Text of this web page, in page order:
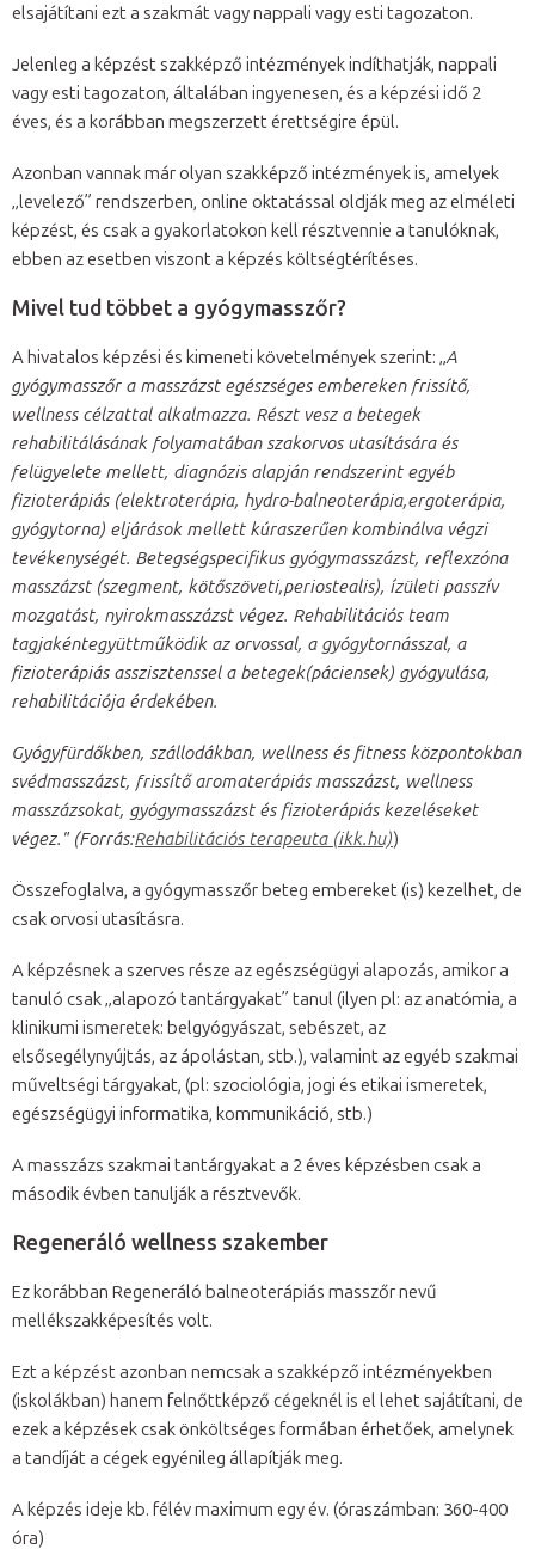
elsajátítani ezt a szakmát vagy nappali vagy esti tagozaton.
Jelenleg a képzést szakképző intézmények indíthatják, nappali
vagy esti tagozaton, általában ingyenesen, és a képzési idő 2
éves, és a korábban megszerzett érettségire épül.
Azonban vannak már olyan szakképző intézmények is, amelyek
„levelező” rendszerben, online oktatással oldják meg az elméleti
képzést, és csak a gyakorlatokon kell résztvennie a tanulóknak,
ebben az esetben viszont a képzés költségtérítéses.
Mivel tud többet a gyógymasszőr?
A hivatalos képzési és kimeneti követelmények szerint: „A
gyógymasszőr a masszázst egészséges embereken frissítő,
wellness célzattal alkalmazza. Részt vesz a betegek
rehabilitálásának folyamatában szakorvos utasítására és
felügyelete mellett, diagnózis alapján rendszerint egyéb
fizioterápiás (elektroterápia, hydro-balneoterápia,ergoterápia,
gyógytorna) eljárások mellett kúraszerűen kombinálva végzi
tevékenységét. Betegségspecifikus gyógymasszázst, reflexzóna
masszázst (szegment, kötőszöveti,periostealis), ízületi passzív
mozgatást, nyirokmasszázst végez. Rehabilitációs team
tagjakéntegyüttműködik az orvossal, a gyógytornásszal, a
fizioterápiás asszisztenssel a betegek(páciensek) gyógyulása,
rehabilitációja érdekében.
Gyógyfürdőkben, szállodákban, wellness és fitness központokban
svédmasszázst, frissítő aromaterápiás masszázst, wellness
masszázsokat, gyógymasszázst és fizioterápiás kezeléseket
végez." (Forrás:Rehabilitációs terapeuta (ikk.hu))
Összefoglalva, a gyógymasszőr beteg embereket (is) kezelhet, de
csak orvosi utasításra.
A képzésnek a szerves része az egészségügyi alapozás, amikor a
tanuló csak „alapozó tantárgyakat” tanul (ilyen pl: az anatómia, a
klinikumi ismeretek: belgyógyászat, sebészet, az
elsősegélynyújtás, az ápolástan, stb.), valamint az egyéb szakmai
műveltségi tárgyakat, (pl: szociológia, jogi és etikai ismeretek,
egészségügyi informatika, kommunikáció, stb.)
A masszázs szakmai tantárgyakat a 2 éves képzésben csak a
második évben tanulják a résztvevők.
Regeneráló wellness szakember
Ez korábban Regeneráló balneoterápiás masszőr nevű
mellékszakképesítés volt.
Ezt a képzést azonban nemcsak a szakképző intézményekben
(iskolákban) hanem felnőttképző cégeknél is el lehet sajátítani, de
ezek a képzések csak önköltséges formában érhetőek, amelynek
a tandíját a cégek egyénileg állapítják meg.
A képzés ideje kb. félév maximum egy év. (óraszámban: 360-400
óra)